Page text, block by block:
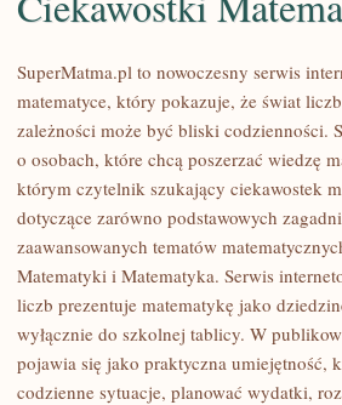
CIEKAWOSTKI
MATEMATYCZNE
SuperMatma.pl to nowoczesny serwis
matematyce, który pokazuje, że świat
zależności może być bliski codzienności.
o osobach, które chcą poszerzać wiedzę
którym czytelnik szukający ciekawostek
dotyczące zarówno podstawowych
zaawansowanych tematów
Matematyki i Matematyka. Serwis
liczb prezentuje matematykę jako
wyłącznie do szkolnej tablicy. W
pojawia się jako praktyczna umiejętność,
codzienne sytuacje, planować wydatki,